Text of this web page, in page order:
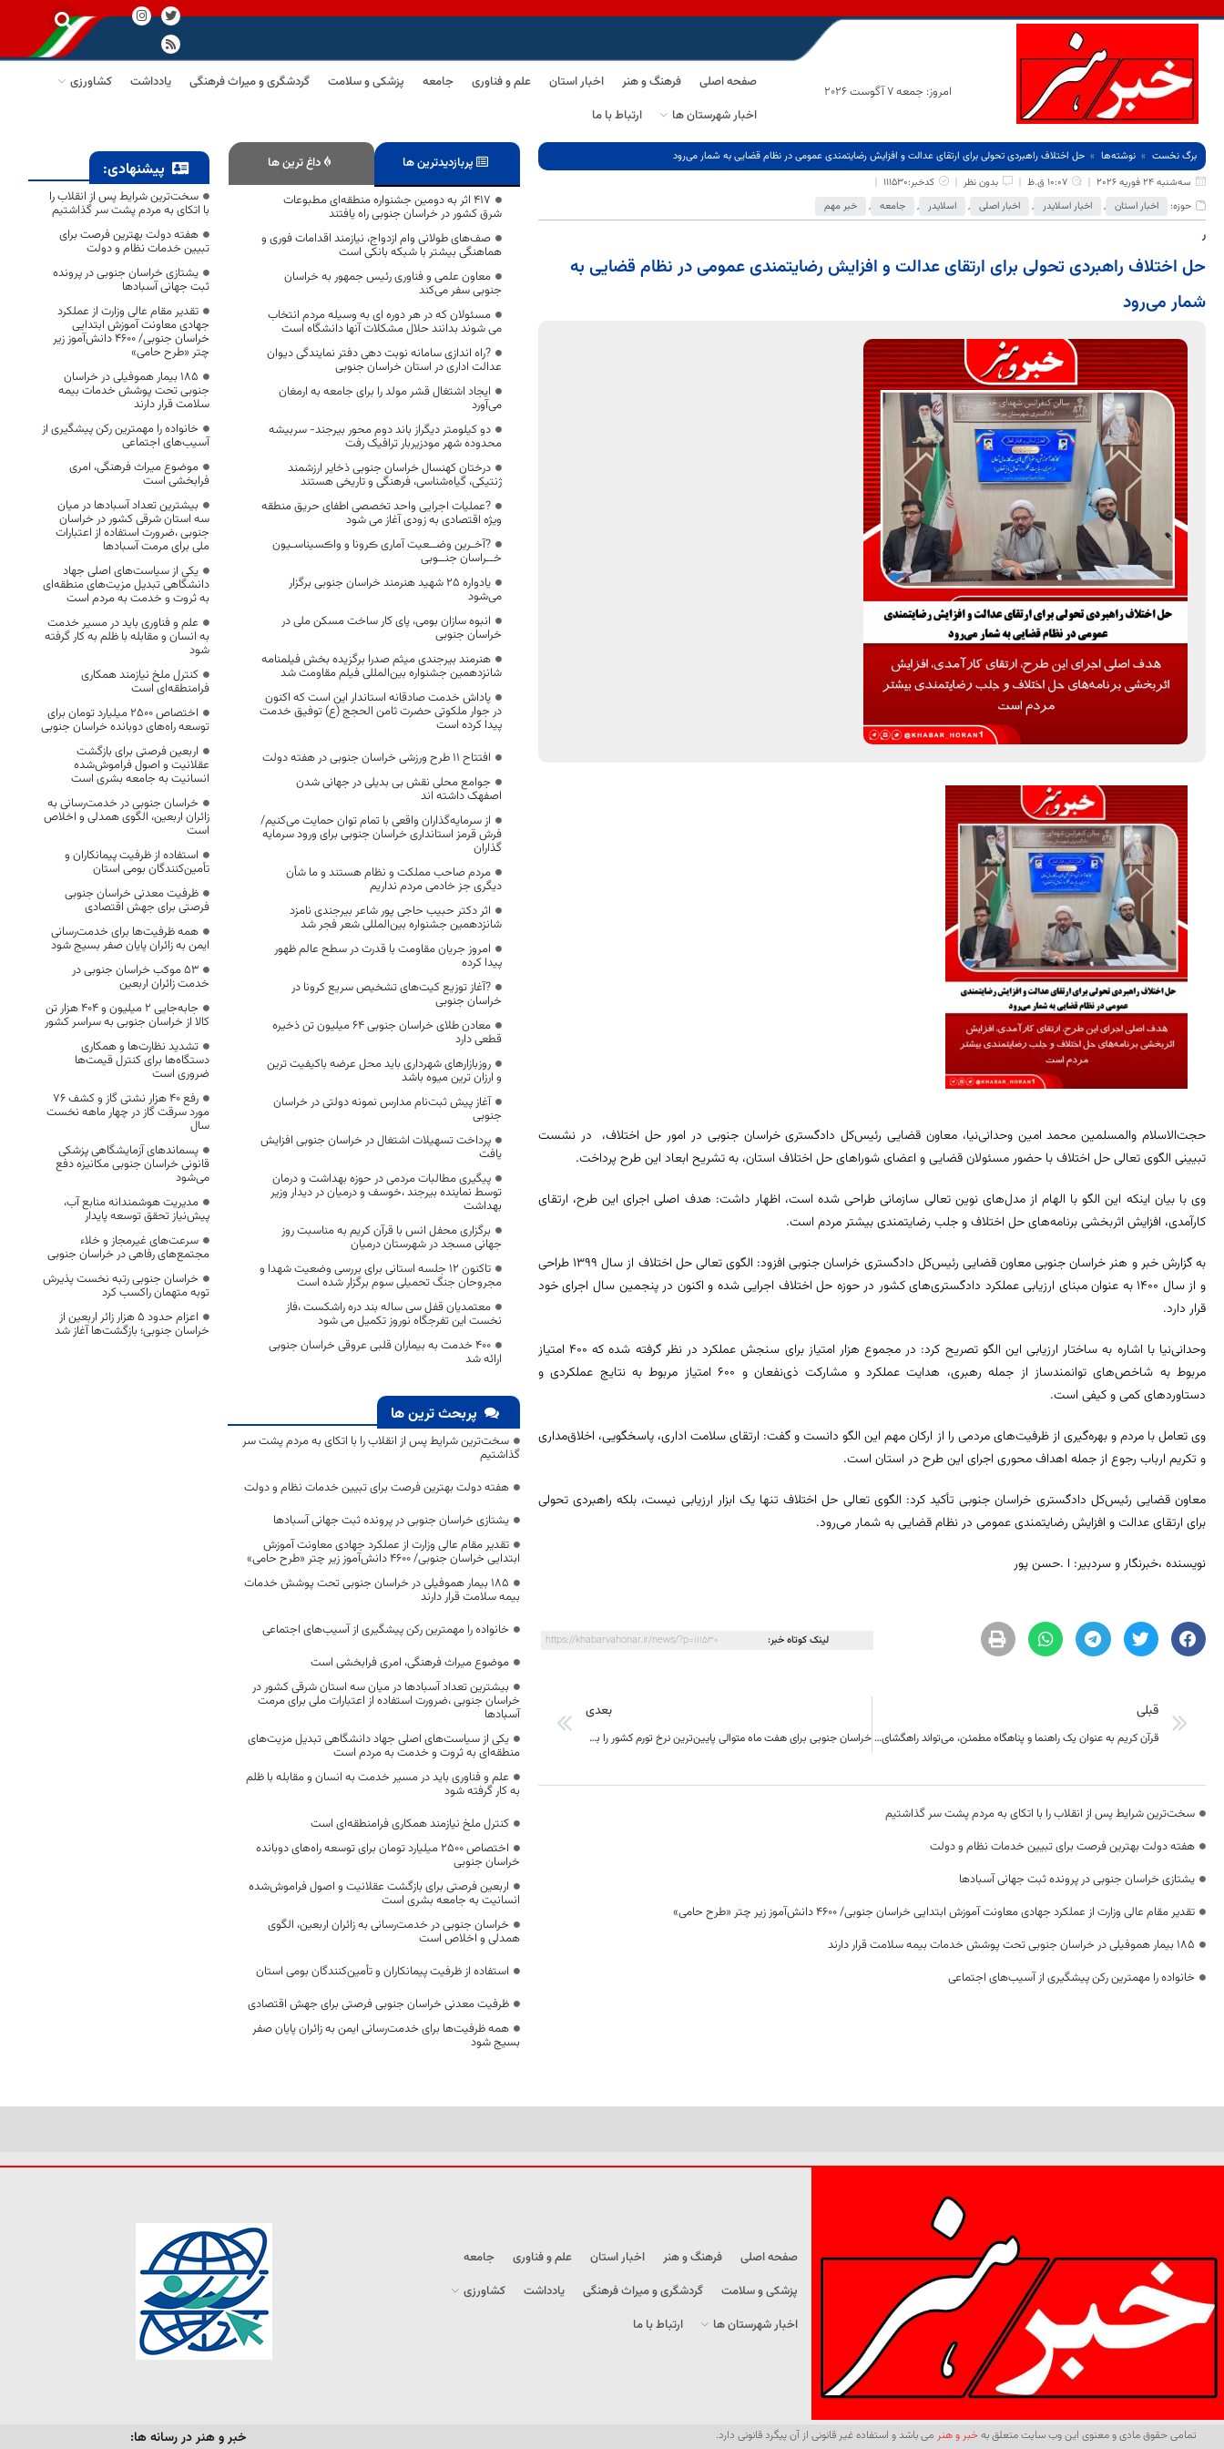
امروز: جمعه 7 آگوست 2026
صفحه اصلی فرهنگ و هنر اخبار استان علم و فناوری جامعه پزشکی و سلامت گردشگری و میراث فرهنگی یادداشت
کشاورزی
اخبار شهرستان ها
ارتباط با ما
برگ نخست نوشته‌ها
حل اختلاف راهبردی تحولی برای ارتقای عدالت و افزایش رضایتمندی عمومی در نظام قضایی به شمار می‌رود
سه‌شنبه 24 فوریه 2026
10:07 ق.ظ بدون نظر
کدخبر:111530
حوزه:
اخبار استان , اخبار اسلایدر , اخبار اصلی , اسلایدر , جامعه , خبر مهم
ر
حل اختلاف راهبردی تحولی برای ارتقای عدالت و افزایش رضایتمندی عمومی در نظام قضایی به
شمار می‌رود
حجت‌الاسلام والمسلمین محمد امین وحدانی‌نیا، معاون قضایی رئیس‌کل دادگستری خراسان جنوبی در امور حل اختلاف، در نشست
تبیینی الگوی تعالی حل اختلاف با حضور مسئولان قضایی و اعضای شوراهای حل اختلاف استان، به تشریح ابعاد این طرح پرداخت.
وی با بیان اینکه این الگو با الهام از مدل‌های نوین تعالی سازمانی طراحی شده است، اظهار داشت: هدف اصلی اجرای این طرح، ارتقای
کارآمدی، افزایش اثربخشی برنامه‌های حل اختلاف و جلب رضایتمندی بیشتر مردم است.
به گزارش خبر و هنر خراسان جنوبی معاون قضایی رئیس‌کل دادگستری خراسان جنوبی افزود: الگوی تعالی حل اختلاف از سال 1399 طراحی
و از سال 1400 به عنوان مبنای ارزیابی عملکرد دادگستری‌های کشور در حوزه حل اختلاف اجرایی شده و اکنون در پنجمین سال اجرای خود
قرار دارد.
وحدانی‌نیا با اشاره به ساختار ارزیابی این الگو تصریح کرد: در مجموع هزار امتیاز برای سنجش عملکرد در نظر گرفته شده که 400 امتیاز
مربوط به شاخص‌های توانمندساز از جمله رهبری، هدایت عملکرد و مشارکت ذی‌نفعان و 600 امتیاز مربوط به نتایج عملکردی و
دستاوردهای کمی و کیفی است.
وی تعامل با مردم و بهره‌گیری از ظرفیت‌های مردمی را از ارکان مهم این الگو دانست و گفت: ارتقای سلامت اداری، پاسخگویی، اخلاق‌مداری
و تکریم ارباب رجوع از جمله اهداف محوری اجرای این طرح در استان است.
معاون قضایی رئیس‌کل دادگستری خراسان جنوبی تأکید کرد: الگوی تعالی حل اختلاف تنها یک ابزار ارزیابی نیست، بلکه راهبردی تحولی
برای ارتقای عدالت و افزایش رضایتمندی عمومی در نظام قضایی به شمار می‌رود.
نویسنده ،خبرنگار و سردبیر: ا .حسن پور
لینک کوتاه خبر: https://khabarvahonar.ir/news/?p=111530
قبلی
قرآن کریم به عنوان یک راهنما و پناهگاه مطمئن، می‌تواند راهگشای ما باشد
بعدی
خراسان جنوبی برای هفت ماه متوالی پایین‌ترین نرخ تورم کشور را به خود اختصاص داده است
سخت‌ترین شرایط پس از انقلاب را با اتکای به مردم پشت سر گذاشتیم
هفته دولت بهترین فرصت برای تبیین خدمات نظام و دولت
یشتازی خراسان جنوبی در پرونده ثبت جهانی آسبادها
تقدیر مقام عالی وزارت از عملکرد جهادی معاونت آموزش ابتدایی خراسان جنوبی/ ۴۶۰۰ دانش‌آموز زیر چتر «طرح حامی»
۱۸۵ بیمار هموفیلی در خراسان جنوبی تحت پوشش خدمات بیمه سلامت قرار دارند
خانواده را مهمترین رکن پیشگیری از آسیب‌های اجتماعی
پربازدیدترین ها داغ ترین ها
۴۱۷ اثر به دومین جشنواره منطقه‌ای مطبوعات
شرق کشور در خراسان جنوبی راه یافتند
صف‌های طولانی وام ازدواج، نیازمند اقدامات فوری و
هماهنگی بیشتر با شبکه بانکی است
معاون علمی و فناوری رئیس جمهور به خراسان
جنوبی سفر می‌کند
مسئولان که در هر دوره ای به وسیله مردم انتخاب
می شوند بدانند حلال مشکلات آنها دانشگاه است
?راه اندازی سامانه نوبت دهی دفتر نمایندگی دیوان
عدالت اداری در استان خراسان جنوبی
ایجاد اشتغال قشر مولد را برای جامعه به ارمغان
می‌آورد
دو کیلومتر دیگراز باند دوم محور بیرجند- سربیشه
محدوده شهر مودزیربار ترافیک رفت
درختان کهنسال خراسان جنوبی ذخایر ارزشمند
ژنتیکی، گیاه‌شناسی، فرهنگی و تاریخی هستند
?عملیات اجرایی واحد تخصصی اطفای حریق منطقه
ویژه اقتصادی به زودی آغاز می شود
?آخـرین وضــعیت آماری ڪرونا و واڪسیناسـیون
خــراسان جنــوبی
یادواره ۲۵ شهید هنرمند خراسان جنوبی برگزار
می‌شود
انبوه سازان بومی، پای کار ساخت مسکن ملی در
خراسان جنوبی
هنرمند بیرجندی میثم صدرا برگزیده بخش فیلمنامه
شانزدهمین جشنواره بین‌المللی فیلم مقاومت شد
پاداش خدمت صادقانه استاندار این است که اکنون
در جوار ملکوتی حضرت ثامن الحجج (ع) توفیق خدمت
پیدا کرده است
افتتاح ۱۱ طرح ورزشی خراسان جنوبی در هفته دولت
جوامع محلی نقش بی بدیلی در جهانی شدن
اصفهک داشته اند
از سرمایه‌گذاران واقعی با تمام توان حمایت می‌کنیم/
فرش قرمز استانداری خراسان جنوبی برای ورود سرمایه
گذاران
مردم صاحب مملکت و نظام هستند و ما شأن
دیگری جز خادمی مردم نداریم
اثر دکتر حبیب حاجی پور شاعر بیرجندی نامزد
شانزدهمین جشنواره بین‌المللی شعر فجر شد
امروز جریان مقاومت با قدرت در سطح عالم ظهور
پیدا کرده
?آغاز توزیع کیت‌های تشخیص سریع کرونا در
خراسان جنوبی
معادن طلای خراسان جنوبی ۶۴ میلیون تن ذخیره
قطعی دارد
روزبازارهای شهرداری باید محل عرضه باکیفیت ترین
و ارزان ترین میوه باشد
آغاز پیش ثبت‌نام مدارس نمونه دولتی در خراسان
جنوبی
پرداخت تسهیلات اشتغال در خراسان جنوبی افزایش
یافت
پیگیری مطالبات مردمی در حوزه بهداشت و درمان
توسط نماینده بیرجند ،خوسف و درمیان در دیدار وزیر
بهداشت
برگزاری محفل انس با قرآن کریم به مناسبت روز
جهانی مسجد در شهرستان درمیان
تاکنون ۱۲ جلسه استانی برای بررسی وضعیت شهدا و
مجروحان جنگ تحمیلی سوم برگزار شده است
معتمدیان قفل سی ساله بند دره راشکست ،فاز
نخست این تفرجگاه نوروز تکمیل می شود
۴۰۰ خدمت به بیماران قلبی عروقی خراسان جنوبی
ارائه شد
پربحث ترین ها
سخت‌ترین شرایط پس از انقلاب را با اتکای به مردم پشت سر
گذاشتیم
هفته دولت بهترین فرصت برای تبیین خدمات نظام و دولت
یشتازی خراسان جنوبی در پرونده ثبت جهانی آسبادها
تقدیر مقام عالی وزارت از عملکرد جهادی معاونت آموزش
ابتدایی خراسان جنوبی/ ۴۶۰۰ دانش‌آموز زیر چتر «طرح حامی»
۱۸۵ بیمار هموفیلی در خراسان جنوبی تحت پوشش خدمات
بیمه سلامت قرار دارند
خانواده را مهمترین رکن پیشگیری از آسیب‌های اجتماعی
موضوع میراث فرهنگی، امری فرابخشی است
بیشترین تعداد آسبادها در میان سه استان شرقی کشور در
خراسان جنوبی ،ضرورت استفاده از اعتبارات ملی برای مرمت
آسبادها
یکی از سیاست‌های اصلی جهاد دانشگاهی تبدیل مزیت‌های
منطقه‌ای به ثروت و خدمت به مردم است
علم و فناوری باید در مسیر خدمت به انسان و مقابله با ظلم
به کار گرفته شود
کنترل ملخ نیازمند همکاری فرامنطقه‌ای است
اختصاص 2500 میلیارد تومان برای توسعه راه‌های دوبانده
خراسان جنوبی
اربعین فرصتی برای بازگشت عقلانیت و اصول فراموش‌شده
انسانیت به جامعه بشری است
خراسان جنوبی در خدمت‌رسانی به زائران اربعین، الگوی
همدلی و اخلاص است
استفاده از ظرفیت پیمانکاران و تأمین‌کنندگان بومی استان
ظرفیت معدنی خراسان جنوبی فرصتی برای جهش اقتصادی
همه ظرفیت‌ها برای خدمت‌رسانی ایمن به زائران پایان صفر
بسیج شود
پیشنهادی:
سخت‌ترین شرایط پس از انقلاب را
با اتکای به مردم پشت سر گذاشتیم
هفته دولت بهترین فرصت برای
تبیین خدمات نظام و دولت
یشتازی خراسان جنوبی در پرونده
ثبت جهانی آسبادها
تقدیر مقام عالی وزارت از عملکرد
جهادی معاونت آموزش ابتدایی
خراسان جنوبی/ ۴۶۰۰ دانش‌آموز زیر
چتر «طرح حامی»
۱۸۵ بیمار هموفیلی در خراسان
جنوبی تحت پوشش خدمات بیمه
سلامت قرار دارند
خانواده را مهمترین رکن پیشگیری از
آسیب‌های اجتماعی
موضوع میراث فرهنگی، امری
فرابخشی است
بیشترین تعداد آسبادها در میان
سه استان شرقی کشور در خراسان
جنوبی ،ضرورت استفاده از اعتبارات
ملی برای مرمت آسبادها
یکی از سیاست‌های اصلی جهاد
دانشگاهی تبدیل مزیت‌های منطقه‌ای
به ثروت و خدمت به مردم است
علم و فناوری باید در مسیر خدمت
به انسان و مقابله با ظلم به کار گرفته
شود
کنترل ملخ نیازمند همکاری
فرامنطقه‌ای است
اختصاص 2500 میلیارد تومان برای
توسعه راه‌های دوبانده خراسان جنوبی
اربعین فرصتی برای بازگشت
عقلانیت و اصول فراموش‌شده
انسانیت به جامعه بشری است
خراسان جنوبی در خدمت‌رسانی به
زائران اربعین، الگوی همدلی و اخلاص
است
استفاده از ظرفیت پیمانکاران و
تأمین‌کنندگان بومی استان
ظرفیت معدنی خراسان جنوبی
فرصتی برای جهش اقتصادی
همه ظرفیت‌ها برای خدمت‌رسانی
ایمن به زائران پایان صفر بسیج شود
53 موکب خراسان جنوبی در
خدمت زائران اربعین
جابه‌جایی 2 میلیون و 404 هزار تن
کالا از خراسان جنوبی به سراسر کشور
تشدید نظارت‌ها و همکاری
دستگاه‌ها برای کنترل قیمت‌ها
ضروری است
رفع 40 هزار نشتی گاز و کشف 76
مورد سرقت گاز در چهار ماهه نخست
سال
پسماندهای آزمایشگاهی پزشکی
قانونی خراسان جنوبی مکانیزه دفع
می‌شود
مدیریت هوشمندانه منابع آب،
پیش‌نیاز تحقق توسعه پایدار
سرعت‌های غیرمجاز و خلاء
مجتمع‌های رفاهی در خراسان جنوبی
خراسان جنوبی رتبه نخست پذیرش
توبه متهمان راکسب کرد
اعزام حدود 5 هزار زائر اربعین از
خراسان جنوبی؛ بازگشت‌ها آغاز شد
صفحه اصلی فرهنگ و هنر اخبار استان علم و فناوری
جامعه
پزشکی و سلامت
گردشگری و میراث فرهنگی یادداشت
کشاورزی
اخبار شهرستان ها
ارتباط با ما
تمامی حقوق مادی و معنوی این وب سایت متعلق بهخبر و هنر می باشد و استفاده غیر قانونی از آن پیگرد قانونی دارد. خبر و هنر در رسانه ها: